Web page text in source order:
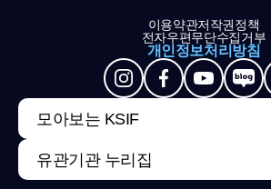
이용약관저작권정책
전자우편무단수집거부
개인정보처리방침
모아보는 KSIF
유관기관 누리집